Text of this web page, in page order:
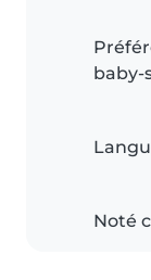
baby-
Noté